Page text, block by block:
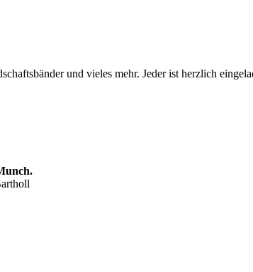
und vieles mehr. Jeder ist herzlich